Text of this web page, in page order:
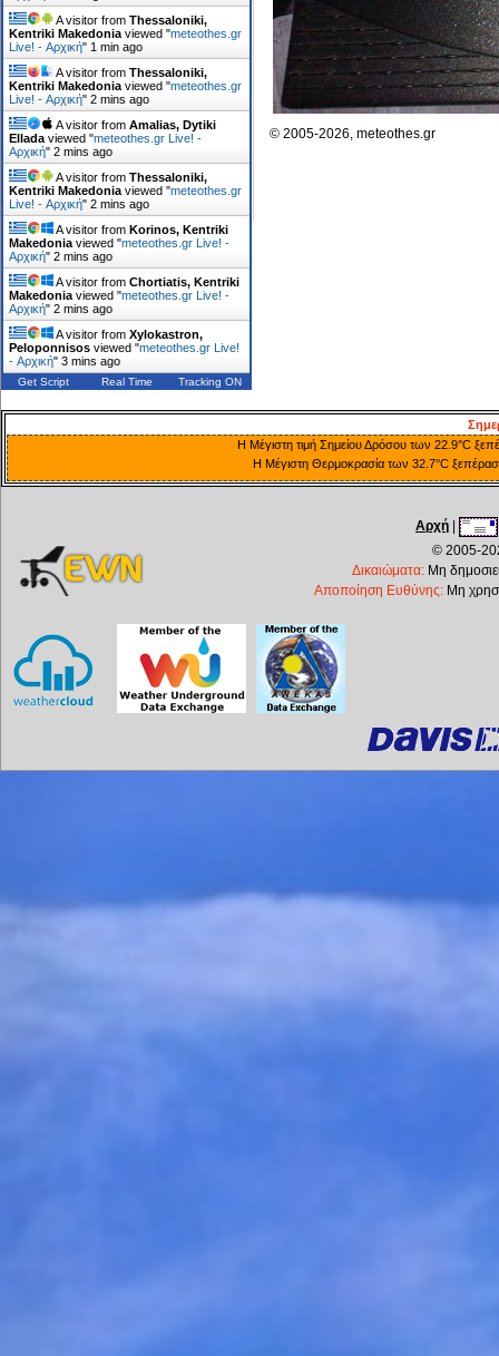
A visitor fromThessaloniki,
Kentriki Makedonia viewed "meteothes.gr
Live! - Αρχική" 1 min ago
A visitor fromThessaloniki,
Kentriki Makedonia viewed "meteothes.gr
Live! - Αρχική"2 mins ago
A visitor fromAmalias, Dytiki
Ellada viewed "meteothes.gr Live! -
Αρχική"2 mins ago
A visitor fromThessaloniki,
Kentriki Makedonia viewed "meteothes.gr
Live! - Αρχική"2 mins ago
A visitor fromKorinos, Kentriki
Makedonia viewed "meteothes.gr Live! -
Αρχική"2 mins ago
A visitor fromChortiatis, Kentriki
Makedonia viewed "meteothes.gr Live! -
Αρχική"3 mins ago
A visitor fromXylokastron,
Peloponnisos viewed "meteothes.gr Live!
- Αρχική"3 mins ago
Get Script Real Time Tracking ON
© 2005-2026, meteothes.gr
Η Μέγιστη τιμή Σημείου Δρόσου των 22.9°C
Η Μέγιστη Θερμοκρασία των 32.7°C
Αρχή
© 2005-
Δικαιώματα: Μη
Αποποίηση Ευθύνης: Μη